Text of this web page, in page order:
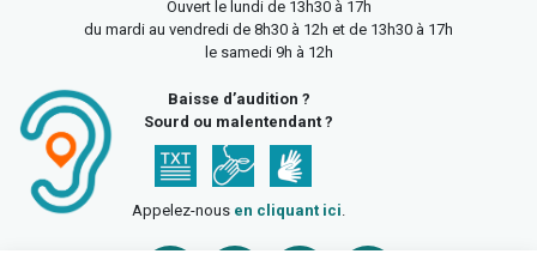
Ouvert le lundi de 13h30 à 17h
du mardi au vendredi de 8h30 à 12h et de 13h30 à 17h
le samedi 9h à 12h
Baisse d’audition ?
Sourd ou malentendant ?
Appelez-nous en cliquant ici.